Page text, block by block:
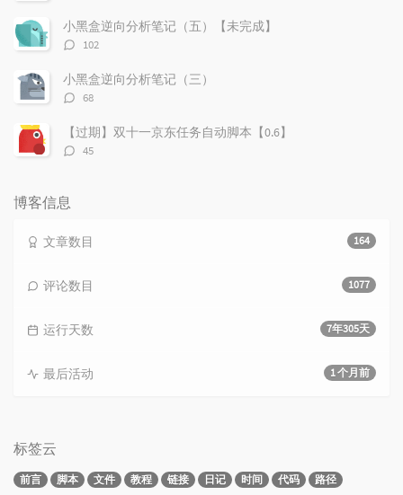
数：
小黑盒逆向分析笔记（五）【未完成】
评
数：
102
小黑盒逆向分析笔记（三）
评
数：
68
【过期】双十一京东任务自动脚本【0.6】
评
45
博客信息
164
文章数目
1077
评论数目
7年305天
运行天数
1 个月前
最后活动
标签云
前言 脚本 文件 教程 链接 日记 时间 代码 路径